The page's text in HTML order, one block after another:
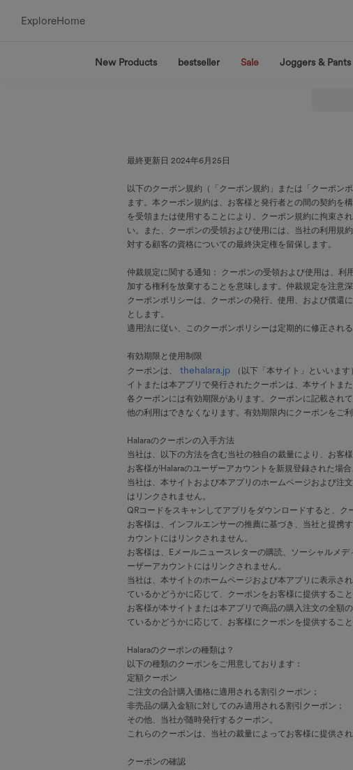
ExploreHome
New Products bestseller Sale Joggers & Pants
最終更新日 2024年6月25日
以下のクーポン規約（「クーポン規約」または「クーポン
ます。本クーポン規約は、お客様と発行者との間の契約を
を受領または使用することにより、クーポン規約に拘束さ
い。また、クーポンの受領および使用には、当社の利用規
対する顧客の資格についての最終決定権を留保します。
仲裁規定に関する通知： クーポンの受領および使用は、
加する権利を放棄することを意味します。仲裁規定を注意
クーポンポリシーは、クーポンの発行、使用、および償還
とします。
適用法に従い、このクーポンポリシーは定期的に修正される
有効期限と使用制限
クーポンは、
thehalara.jp
（以下「本サイト」といいま
イトまたは本アプリで発行されたクーポンは、本サイトま
各クーポンには有効期限があります。クーポンに記載され
他の利用はできなくなります。有効期限内にクーポンをご
Halaraのクーポンの入手方法
当社は、以下の方法を含む当社の独自の裁量により、お客
お客様がHalaraのユーザーアカウントを新規登録された場
当社は、本サイトおよび本アプリのホームページおよび注
はリンクされません。
QRコードをスキャンしてアプリをダウンロードすると、ク
お客様は、インフルエンサーの推薦に基づき、当社と提携
カウントにはリンクされません。
お客様は、Eメールニュースレターの購読、ソーシャルメ
ーザーアカウントにはリンクされません。
当社は、本サイトのホームページおよび本アプリに表示さ
ているかどうかに応じて、クーポンをお客様に提供すること
お客様が本サイトまたは本アプリで商品の購入注文の全額
ているかどうかに応じて、お客様にクーポンを提供すること
Halaraのクーポンの種類は？
以下の種類のクーポンをご用意しております：
定額クーポン
ご注文の合計購入価格に適用される割引クーポン；
非売品の購入金額に対してのみ適用される割引クーポン；
その他、当社が随時発行するクーポン。
これらのクーポンは、当社の裁量によってお客様に提供され
クーポンの確認